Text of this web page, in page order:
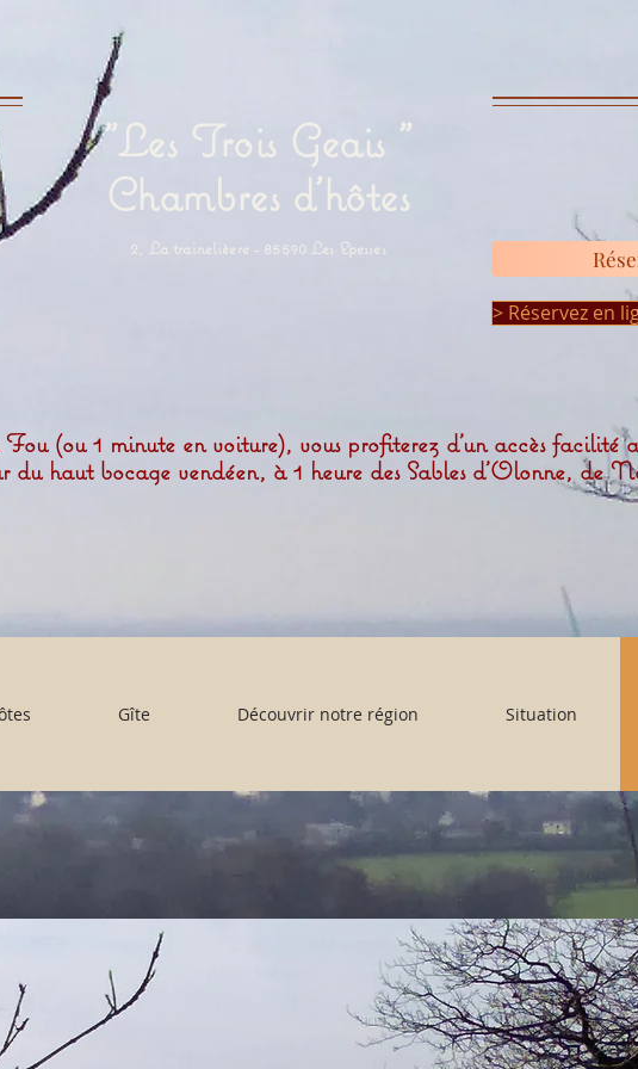
"Les Trois Geais "
Chambres d'hôtes
2, La trainelièere - 85590 Les Epesses
> Réservez en
(ou 1 minute en voiture), vous profiterez d'un accès facilité
du haut bocage vendéen, à 1 heure des Sables d'Olonne, de
Gîte Découvrir notre région Situation